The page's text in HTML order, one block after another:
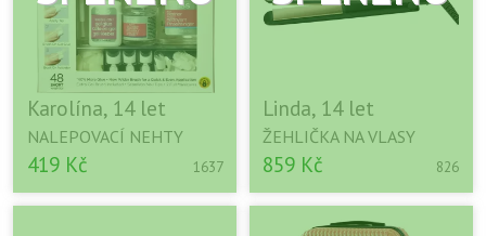
Karolína, 14 let
NALEPOVACÍ NEHTY
419 Kč 1637
Linda, 14 let
ŽEHLIČKA NA VLASY
859 Kč 826